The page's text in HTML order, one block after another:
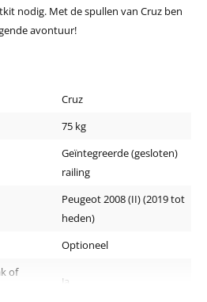
nodig. Met de spullen van Cruz ben
avontuur!
Cruz
75 kg
Geïntegreerde (gesloten)
railing
Peugeot 2008 (II) (2019 tot
heden)
Optioneel
of
Ja